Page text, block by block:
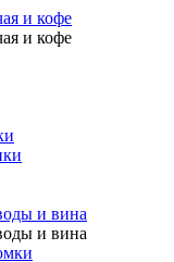
и кофе
и кофе
и вина
и вина